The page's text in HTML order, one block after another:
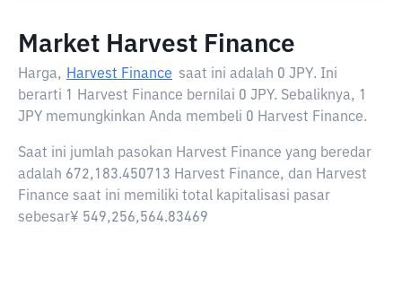
Market Harvest Finance
Harga, Harvest Finance saat ini adalah 0 JPY. Ini
berarti 1 Harvest Finance bernilai 0 JPY. Sebaliknya, 1
JPY memungkinkan Anda membeli 0 Harvest Finance.
Saat ini jumlah pasokan Harvest Finance yang beredar
adalah 672,183.450713 Harvest Finance, dan Harvest
Finance saat ini memiliki total kapitalisasi pasar
sebesar¥ 549,256,564.83469